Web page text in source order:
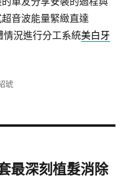
音波能量緊緻直達
況進行分工系統美白牙
琥
最深刻植髮消除